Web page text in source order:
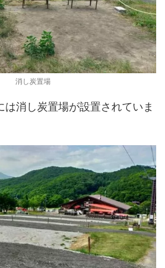
消し炭置場
は消し炭置場が設置されていま